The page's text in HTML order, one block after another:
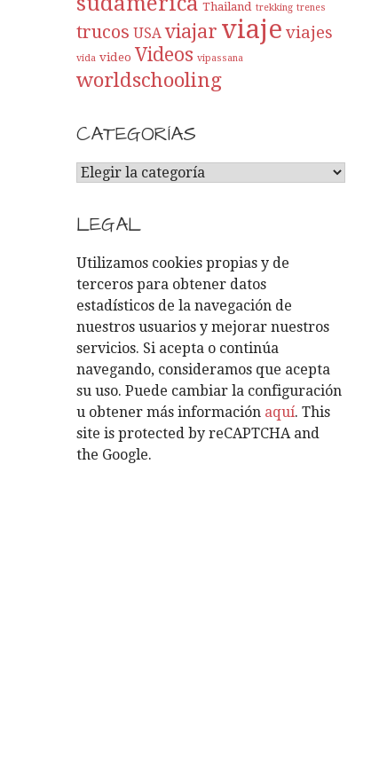
Thailand trekking trenes
trucos USA viajar viaje viajes
vida video Videos vipassana
worldschooling
CATEGORÍAS
C
T
E
G
O
R
Í
A
S
LEGAL
Utilizamos cookies propias y de
terceros para obtener datos
estadísticos de la navegación de
nuestros usuarios y mejorar nuestros
servicios. Si acepta o continúa
navegando, consideramos que acepta
su uso. Puede cambiar la configuración
u obtener más información aquí. This
site is protected by reCAPTCHA and
the Google.